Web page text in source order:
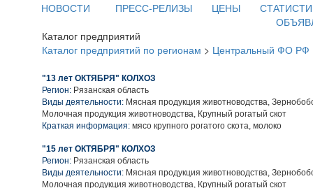
НОВОСТИ ПРЕСС-РЕЛИЗЫ ЦЕНЫ
Каталог предприятий
Каталог предприятий по регионам > Центральный ФО РФ
"13 лет ОКТЯБРЯ" КОЛХОЗ
Регион: Рязанская область
Виды деятельности: Мясная продукция животноводства,
Молочная продукция животноводства, Крупный рогатый скот
Краткая информация: мясо крупного рогатого скота, молоко
"15 лет ОКТЯБРЯ" КОЛХОЗ
Регион: Рязанская область
Виды деятельности: Мясная продукция животноводства,
Молочная продукция животноводства, Крупный рогатый скот